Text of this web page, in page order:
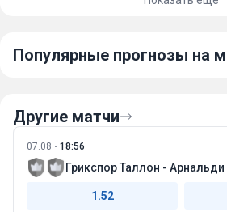
выступлений на крупных турнирах и
Популярные прогнозы на
Другие матчи
07.08 18:56
Грикспор Таллон - Арнальди
1.52